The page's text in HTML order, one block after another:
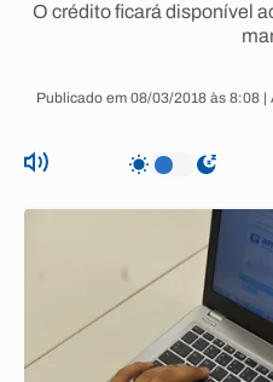
O crédito ficará disponível
Publicado em 08/03/2018 às 8:08